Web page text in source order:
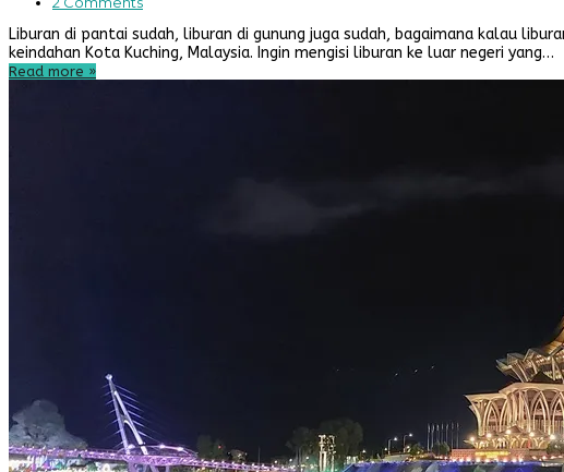
Liburan di pantai sudah, liburan di gunung juga sudah, bagaimana kalau
keindahan Kota Kuching, Malaysia. Ingin mengisi liburan ke luar negeri yang…
Read more »